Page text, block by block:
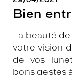
Bien
La beauté
votre vision
de vos
bons gestes